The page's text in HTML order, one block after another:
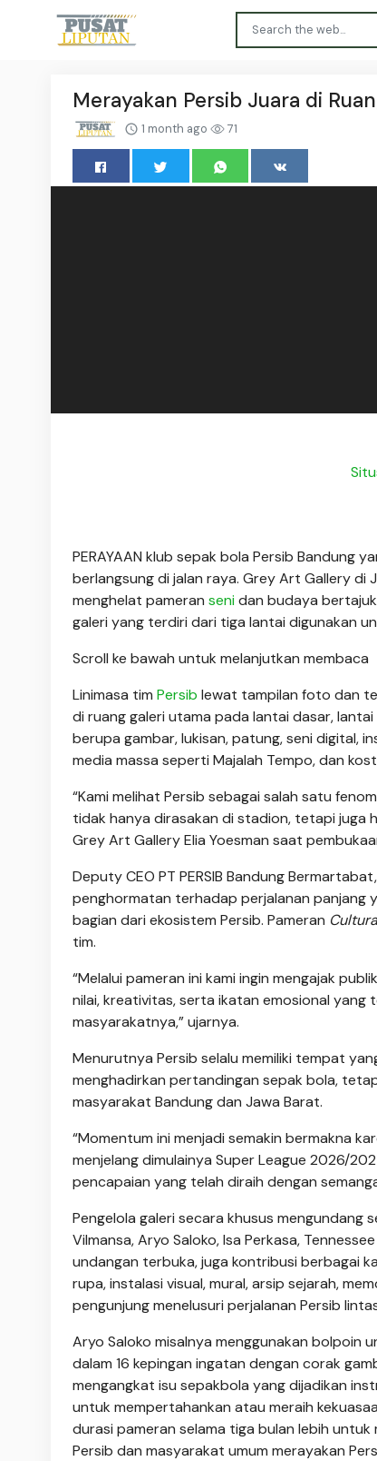
Merayakan Persib Juara di
1 month ago 71
PERAYAAN klub sepak bola Persib Bandung
berlangsung di jalan raya. Grey Art Gallery di
menghelat pameran seni dan budaya bertajuk
galeri yang terdiri dari tiga lantai digunakan
Scroll ke bawah untuk melanjutkan membaca
Linimasa tim Persib lewat tampilan foto dan
di ruang galeri utama pada lantai dasar,
berupa gambar, lukisan, patung, seni digital,
media massa seperti Majalah Tempo, dan
“Kami melihat Persib sebagai salah satu
tidak hanya dirasakan di stadion, tetapi juga
Grey Art Gallery Elia Yoesman saat
Deputy CEO PT PERSIB Bandung
penghormatan terhadap perjalanan panjang
bagian dari ekosistem Persib. Pameran
tim.
“Melalui pameran ini kami ingin mengajak
nilai, kreativitas, serta ikatan emosional yang
masyarakatnya,” ujarnya.
Menurutnya Persib selalu memiliki tempat
menghadirkan pertandingan sepak bola,
masyarakat Bandung dan Jawa Barat.
“Momentum ini menjadi semakin bermakna
menjelang dimulainya Super League 2026/
pencapaian yang telah diraih dengan
Pengelola galeri secara khusus
Vilmansa, Aryo Saloko, Isa Perkasa,
undangan terbuka, juga kontribusi berbagai
rupa, instalasi visual, mural, arsip sejarah,
pengunjung menelusuri perjalanan Persib
Aryo Saloko misalnya menggunakan bolpoin
dalam 16 kepingan ingatan dengan corak
mengangkat isu sepakbola yang dijadikan
untuk mempertahankan atau meraih
durasi pameran selama tiga bulan lebih
Persib dan masyarakat umum merayakan